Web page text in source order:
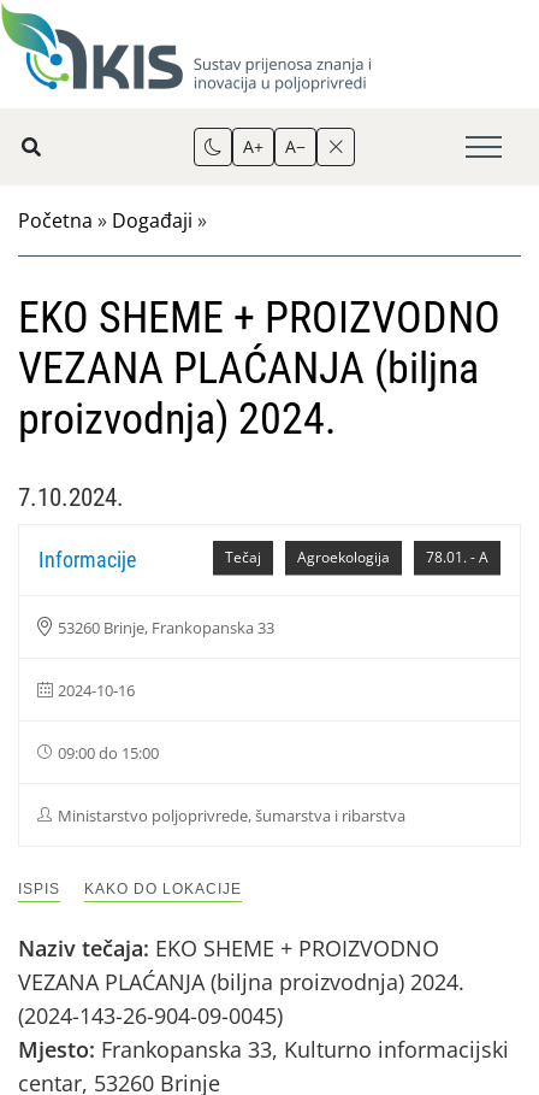
A+ A−
Početna » Događaji »
EKO SHEME + PROIZVODNO
VEZANA PLAĆANJA (biljna
proizvodnja) 2024.
7.10.2024.
78.01. - A
Agroekologija
Tečaj
Informacije
53260 Brinje, Frankopanska 33
2024-10-16
09:00 do 15:00
Ministarstvo poljoprivrede, šumarstva i ribarstva
ISPIS KAKO DO LOKACIJE
Naziv tečaja: EKO SHEME + PROIZVODNO
VEZANA PLAĆANJA (biljna proizvodnja) 2024.
(2024-143-26-904-09-0045)
Mjesto: Frankopanska 33, Kulturno informacijski
centar, 53260 Brinje